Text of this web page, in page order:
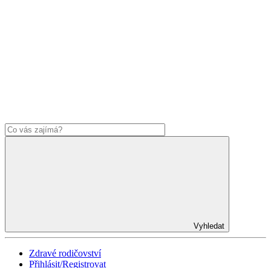
Vyhledat
Zdravé rodičovství
Přihlásit/Registrovat